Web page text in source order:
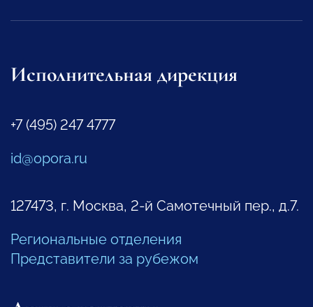
Исполнительная дирекция
+7 (495) 247 4777
id@opora.ru
127473, г. Москва, 2-й Самотечный пер., д.7.
Региональные отделения
Представители за рубежом